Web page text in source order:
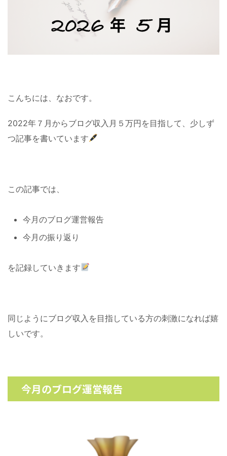
こんちには、なおです。
2022年７月からブログ収入月５万円を目指して、少しず
つ記事を書いています
この記事では、
今月のブログ運営報告
今月の振り返り
を記録していきます
同じようにブログ収入を目指している方の刺激になれば嬉
しいです。
今月のブログ運営報告